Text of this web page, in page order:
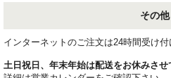
その他
インターネットのご注文は24時間受け付
土日祝日、年末年始は配送をお休みさせ